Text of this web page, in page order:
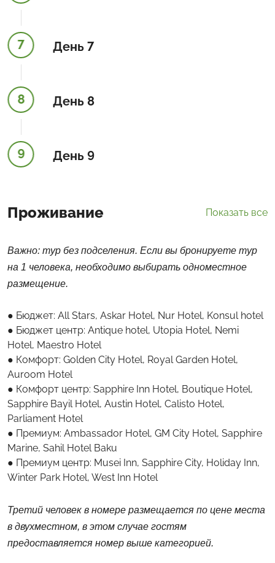
7 День 7
8 День 8
9 День 9
Проживание Показать все
Важно: тур без подселения. Если вы бронируете тур
на 1 человека, необходимо выбирать одноместное
размещение.
Бюджет: All Stars, Askar Hotel, Nur Hotel, Konsul hotel
Бюджет центр: Antique hotel, Utopia Hotel, Nemi
Hotel, Maestro Hotel
Комфорт: Golden City Hotel, Royal Garden Hotel,
Auroom Hotel
Комфорт центр: Sapphire Inn Hotel, Boutique Hotel,
Sapphire Bayil Hotel, Austin Hotel, Calisto Hotel,
Parliament Hotel
Премиум: Ambassador Hotel, GM City Hotel, Sapphire
Marine, Sahil Hotel Baku
Премиум центр: Musei Inn, Sapphire City, Holiday Inn,
Winter Park Hotel, West Inn Hotel
Третий человек в номере размещается по цене места
в двухместном, в этом случае гостям
предоставляется номер выше категорией.